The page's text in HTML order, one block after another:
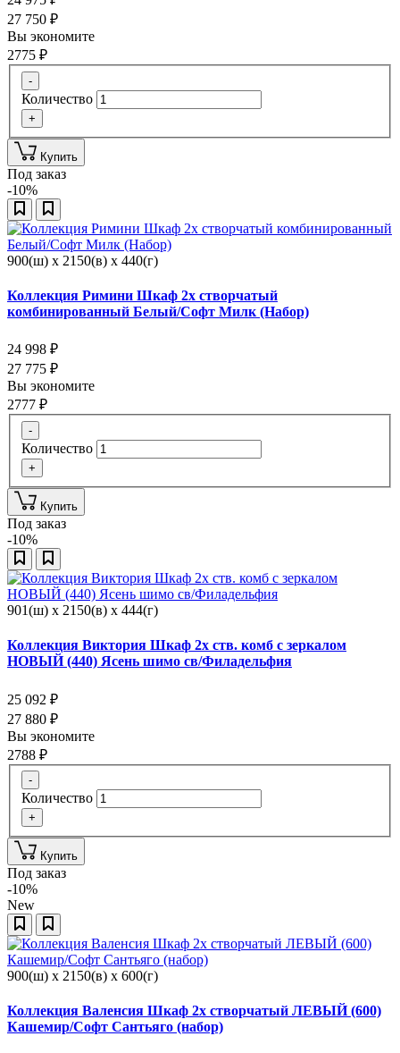
27 750 ₽
Вы экономите
2775 ₽
-
Количество
+
Купить
Под заказ
-10%
900(ш) x 2150(в) x 440(г)
Коллекция Римини Шкаф 2х створчатый
комбинированный Белый/Софт Милк (Набор)
24 998 ₽
27 775 ₽
Вы экономите
2777 ₽
-
Количество
+
Купить
Под заказ
-10%
901(ш) x 2150(в) x 444(г)
Коллекция Виктория Шкаф 2х ств. комб с зеркалом
НОВЫЙ (440) Ясень шимо св/Филадельфия
25 092 ₽
27 880 ₽
Вы экономите
2788 ₽
-
Количество
+
Купить
Под заказ
-10%
New
900(ш) x 2150(в) x 600(г)
Коллекция Валенсия Шкаф 2х створчатый ЛЕВЫЙ (600)
Кашемир/Софт Сантьяго (набор)